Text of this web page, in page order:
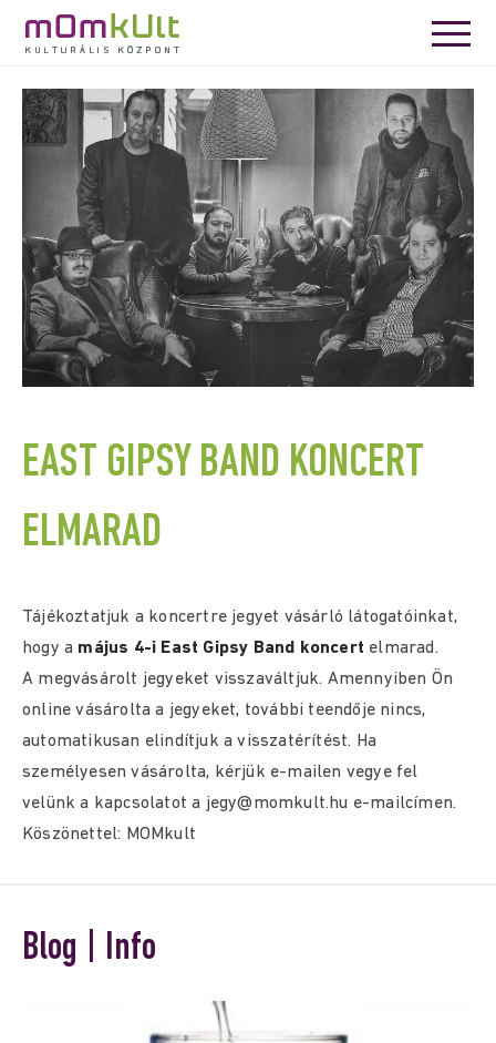
EAST GIPSY BAND KONCERT
ELMARAD
Tájékoztatjuk a koncertre jegyet vásárló látogatóinkat,
hogy a május 4-i East Gipsy Band koncert elmarad.
A megvásárolt jegyeket visszaváltjuk. Amennyiben Ön
online vásárolta a jegyeket, további teendője nincs,
automatikusan elindítjuk a visszatérítést. Ha
személyesen vásárolta, kérjük e-mailen vegye fel
velünk a kapcsolatot a jegy@momkult.hu e-mailcímen.
Köszönettel: MOMkult
Blog | Info